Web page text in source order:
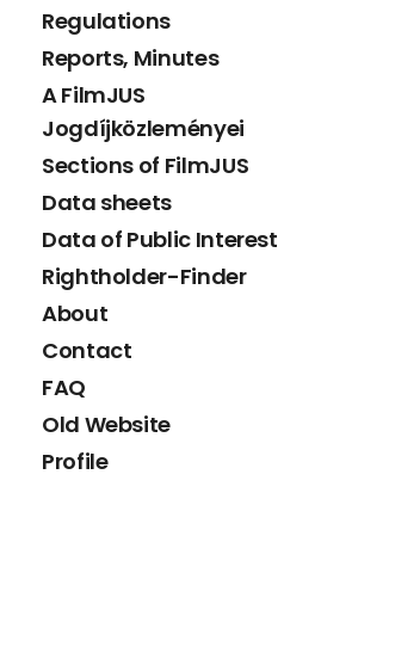
Regulations
Reports, Minutes
A FilmJUS
Jogdíjközleményei
Sections of FilmJUS
Data sheets
Data of Public Interest
Rightholder-Finder
About
Contact
FAQ
Old Website
Profile